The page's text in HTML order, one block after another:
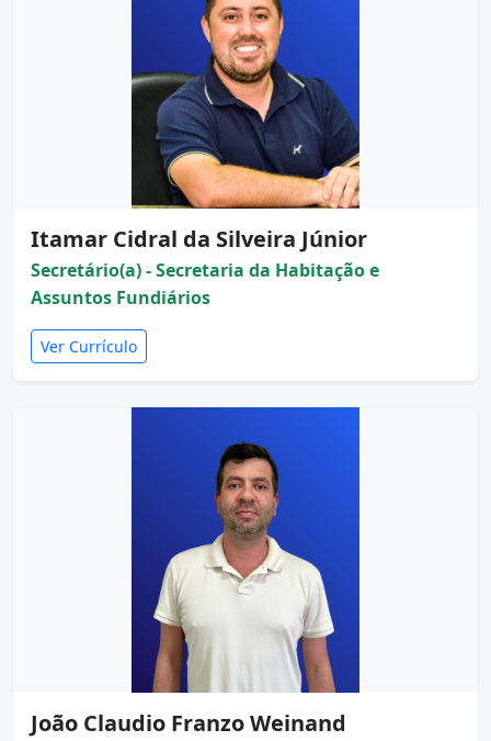
Itamar Cidral da Silveira Júnior
Secretário(a) - Secretaria da Habitação e
Assuntos Fundiários
Ver Currículo
João Claudio Franzo Weinand